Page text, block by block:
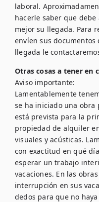
laboral.
hacerle saber que
mejor su llegada. Para
envíen sus
Otras cosas a tener en
Aviso importante:
Lamentablemente
se ha iniciado una obra
está prevista para la
propiedad de alquiler
visuales y acústicas.
con exactitud en qué
esperar un trabajo
vacaciones. En las
interrupción en sus
dedos para que no